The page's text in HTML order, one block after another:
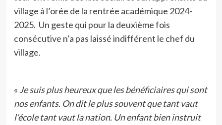
village à l’orée de la rentrée académique 2024-
2025. Un geste qui pour la deuxième fois
consécutive n’a pas laissé indifférent le chef du
village.
« Je suis plus heureux que les bénéficiaires qui sont
nos enfants. On dit le plus souvent que tant vaut
l’école tant vaut la nation. Un enfant bien instruit